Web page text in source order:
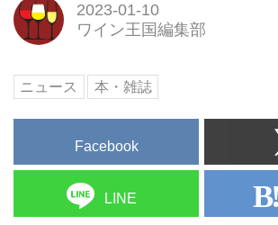
は当日お届けも
2023-01-10
ワイン王国編集部
ニュース 本・雑誌
Facebook
LINE